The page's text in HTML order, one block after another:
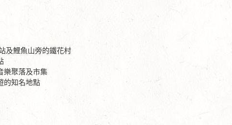
及鯉魚山旁的鐵花村
樂聚落及市集
的知名地點